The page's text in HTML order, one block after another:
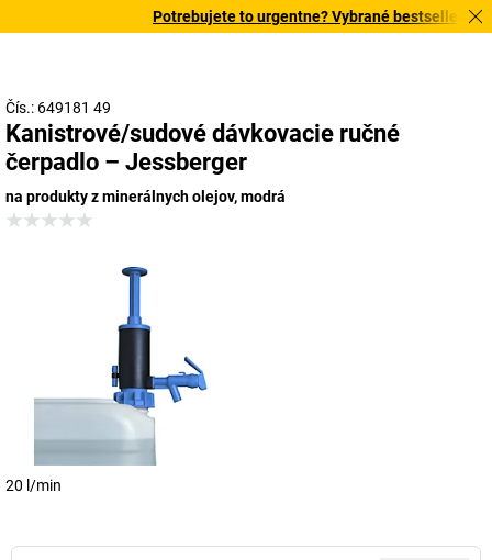
Potrebujete to urgentne? Vybrané bestsellery
Čís.: 649181 49
Kanistrové/sudové dávkovacie ručné
čerpadlo – Jessberger
na produkty z minerálnych olejov, modrá
20 l/min